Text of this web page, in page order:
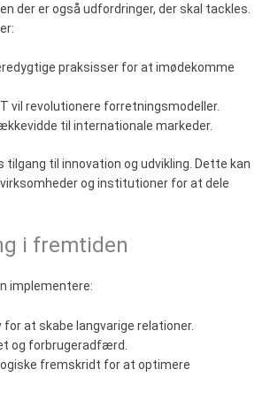
der er også udfordringer, der skal tackles.
praksisser for at imødekomme
vil revolutionere forretningsmodeller.
til internationale markeder.
til innovation og udvikling. Dette kan
og institutioner for at dele
i fremtiden
implementere:
at skabe langvarige relationer.
og forbrugeradfærd.
fremskridt for at optimere